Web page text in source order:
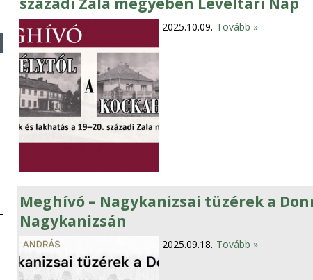
2025.10.09. Tovább »
Meghívó – Nagykanizsai tüzérek a
Nagykanizsán
2025.09.18. Tovább »